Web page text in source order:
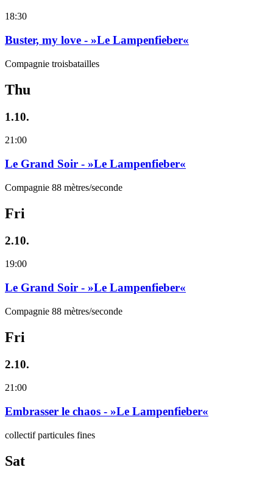
18:30
Buster, my love - »Le Lampenfieber«
Compagnie troisbatailles
Thu
1.10.
21:00
Le Grand Soir - »Le Lampenfieber«
Compagnie 88 mètres/seconde
Fri
2.10.
19:00
Le Grand Soir - »Le Lampenfieber«
Compagnie 88 mètres/seconde
Fri
2.10.
21:00
Embrasser le chaos - »Le Lampenfieber«
collectif particules fines
Sat